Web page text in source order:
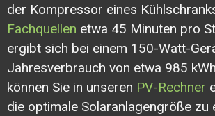
der Kompressor eines
Fachquellen etwa 45 Minuten pro
ergibt sich bei einem 150-Watt-
Jahresverbrauch von etwa 985
können Sie in unseren PV-Rechner
die optimale Solaranlagengröße zu